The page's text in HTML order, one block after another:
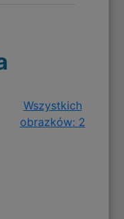
Wszystkich
obrazków: 2